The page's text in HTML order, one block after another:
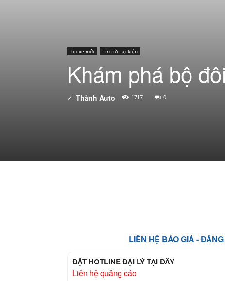
Tin xe mới Tin tức sự kiện
Khám phá bộ
✓ Thành Auto - 1717 0
LIÊN HỆ BÁO GIÁ -
ĐẶT HOTLINE ĐẠI LÝ TẠI ĐÂY
Liên hệ quảng cáo